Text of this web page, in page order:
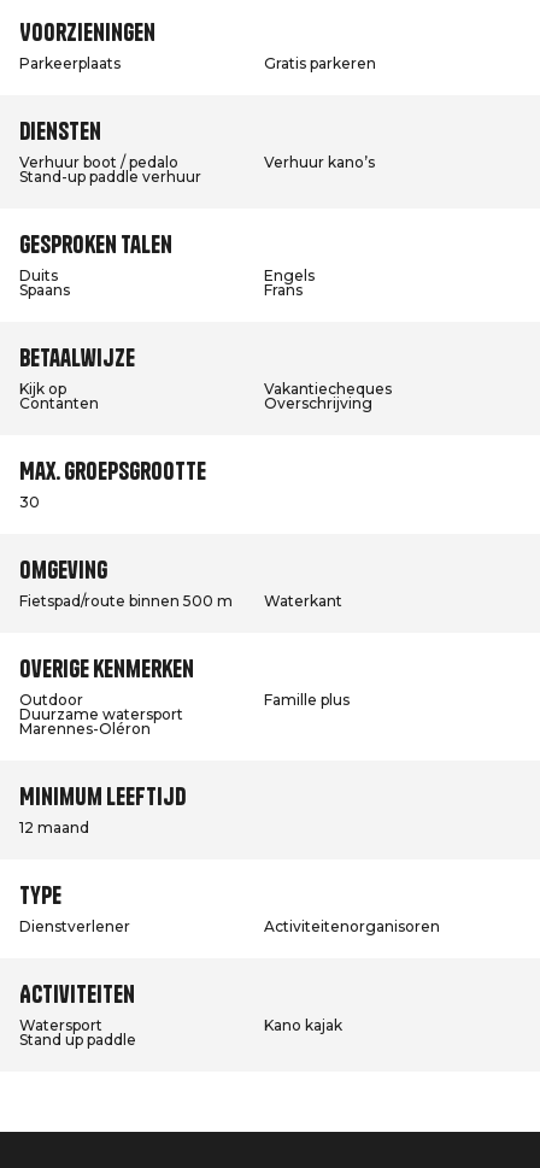
Voorzieningen
Parkeerplaats Gratis parkeren
Diensten
Verhuur boot / pedalo
Verhuur kano’s
Stand-up paddle verhuur
Gesproken talen
Duits
Engels
Spaans
Frans
Betaalwijze
Kijk op
Vakantiecheques
Contanten
Overschrijving
Max. groepsgrootte
30
Omgeving
Fietspad/route binnen 500 m Waterkant
Overige kenmerken
Outdoor
Famille plus
Duurzame watersport
Marennes-Oléron
Minimum leeftijd
12 maand
Type
Dienstverlener Activiteitenorganisoren
Activiteiten
Watersport
Kano kajak
Stand up paddle